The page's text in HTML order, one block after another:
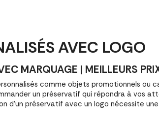
AVEC LOGO
MARQUAGE | MEILLEURS
comme objets promotionnels ou
un préservatif qui répondra à vos
d'un préservatif avec un logo nécessite